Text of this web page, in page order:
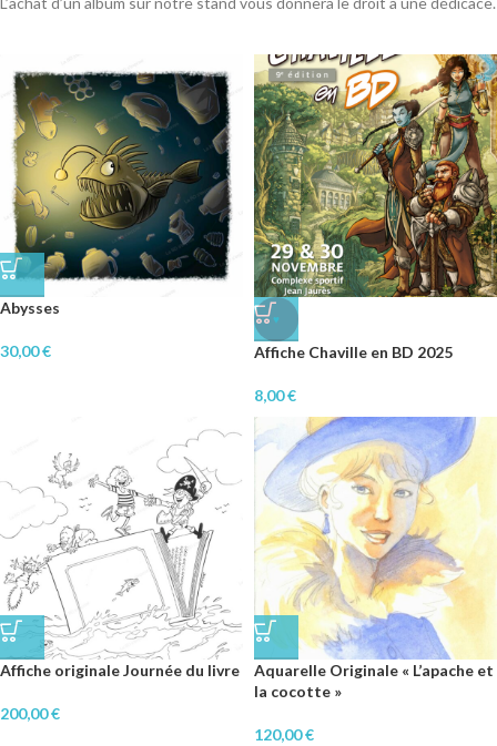
Abysses
30,00€
♥
Affiche Chaville en BD 2025
8,00€
Affiche originale Journée du livre
200,00€
Aquarelle Originale « L’apache et
la cocotte »
120,00€